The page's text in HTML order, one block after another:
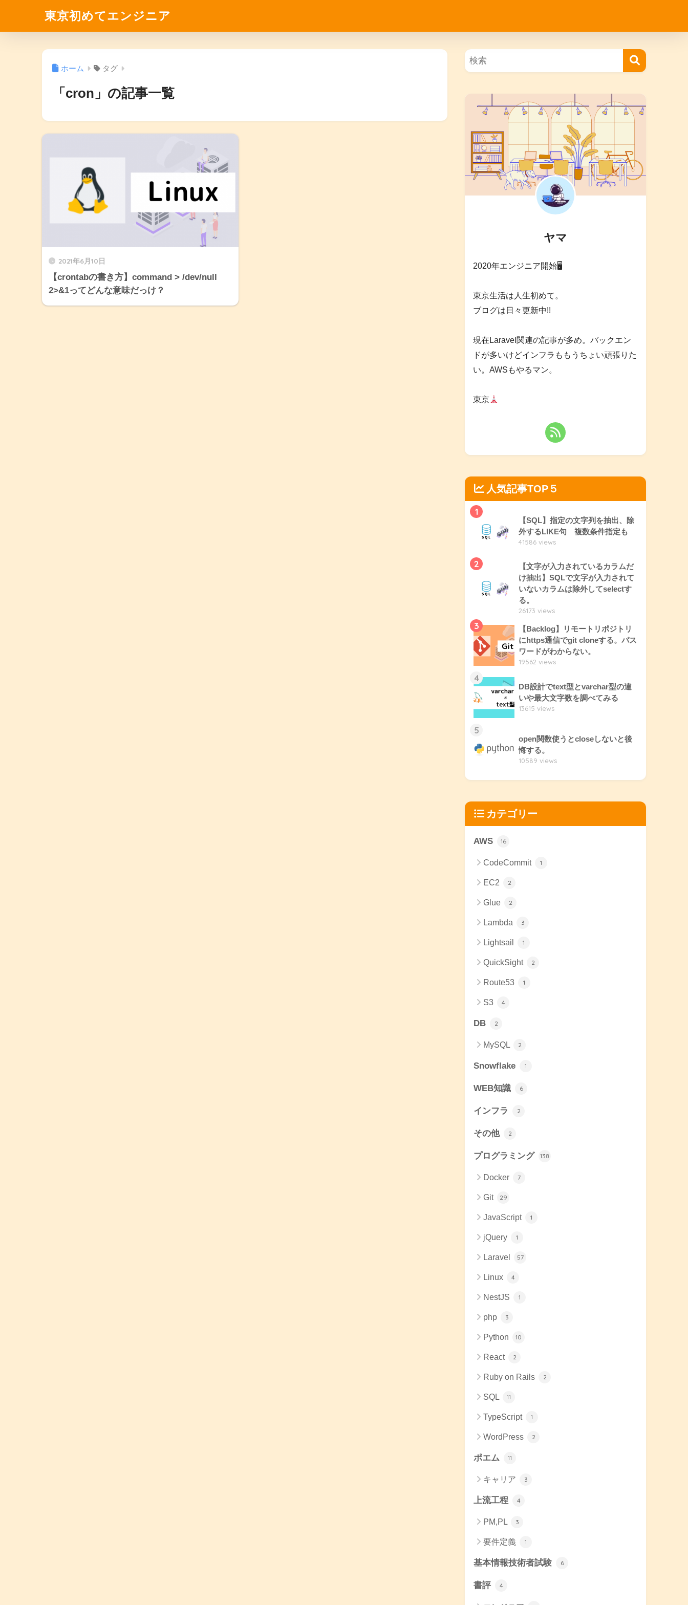
東京初めてエンジニア
ホーム タグ
「cron」の記事一覧
2021年6月10日
【crontabの書き方】command > /dev/null
2>&1ってどんな意味だっけ？
ヤマ
2020年エンジニア開始🖥
東京生活は人生初めて。
ブログは日々更新中!!
現在Laravel関連の記事が多め。バックエン
ドが多いけどインフラももうちょい頑張りた
い。AWSもやるマン。
東京
人気記事TOP５
1
【SQL】指定の文字列を抽出、除
外するLIKE句 複数条件指定も
41586 views
2
【文字が入力されているカラムだ
け抽出】SQLで文字が入力されて
いないカラムは除外してselectす
る。
26173 views
3
【Backlog】リモートリポジトリ
にhttps通信でgit cloneする。パス
ワードがわからない。
19562 views
4
DB設計でtext型とvarchar型の違
いや最大文字数を調べてみる
13615 views
5
open関数使うとcloseしないと後
悔する。
10589 views
カテゴリー
AWS 16
CodeCommit 1
EC2 2
Glue 2
Lambda 3
Lightsail 1
QuickSight 2
Route53 1
S3 4
DB 2
MySQL 2
Snowflake 1
WEB知識 6
インフラ 2
その他 2
プログラミング 138
Docker 7
Git 29
JavaScript 1
jQuery 1
Laravel 57
Linux 4
NestJS 1
php 3
Python 10
React 2
Ruby on Rails 2
SQL 11
TypeScript 1
WordPress 2
ポエム 11
キャリア 3
上流工程 4
PM,PL 3
要件定義 1
基本情報技術者試験 6
書評 4